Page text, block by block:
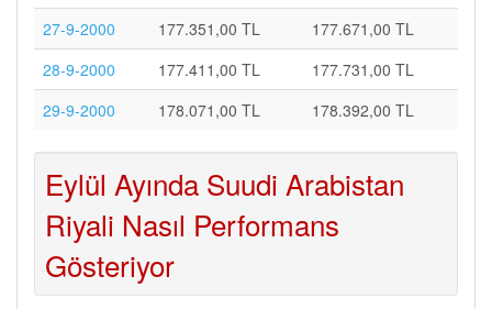
27-9-2000
177.351,00 TL
177.671,00 TL
28-9-2000
177.411,00 TL
177.731,00 TL
29-9-2000
178.071,00 TL 178.392,00 TL
Eylül Ayında Suudi Arabistan
Riyali Nasıl Performans
Gösteriyor